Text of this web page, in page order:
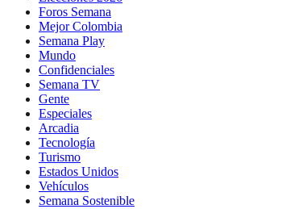
Foros Semana
Mejor Colombia
Semana Play
Mundo
Confidenciales
Semana TV
Gente
Especiales
Arcadia
Tecnología
Turismo
Estados Unidos
Vehículos
Semana Sostenible